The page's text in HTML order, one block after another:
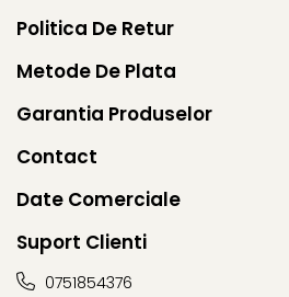
Politica De Retur
Metode De Plata
Garantia Produselor
Contact
Date Comerciale
Suport Clienti
0751854376